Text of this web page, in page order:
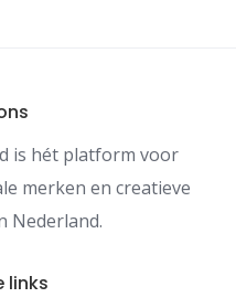
is hét platform voor
merken en creatieve
Nederland.
links